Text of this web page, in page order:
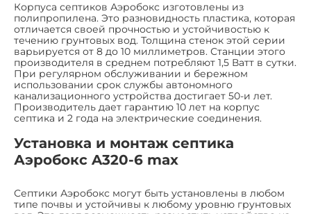
Корпуса септиков Аэробокс изготовлены из
полипропилена. Это разновидность пластика, которая
отличается своей прочностью и устойчивостью к
течению грунтовых вод. Толщина стенок этой серии
варьируется от 8 до 10 миллиметров. Станции этого
производителя в среднем потребляют 1,5 Ватт в сутки.
При регулярном обслуживании и бережном
использовании срок службы автономного
канализационного устройства достигает 50-и лет.
Производитель дает гарантию 10 лет на корпус
септика и 2 года на электрические соединения.
Установка и монтаж септика
Аэробокс A320-6 max
Септики Аэробокс могут быть установлены в любом
типе почвы и устойчивы к любому уровню грунтовых